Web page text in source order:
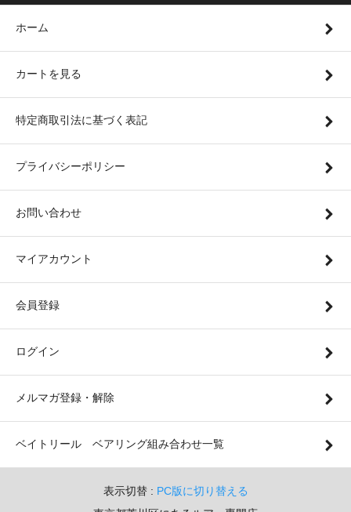
ホーム
カートを見る
特定商取引法に基づく表記
プライバシーポリシー
お問い合わせ
マイアカウント
会員登録
ログイン
メルマガ登録・解除
ベイトリール ベアリング組み合わせ一覧
表示切替 : PC版に切り替える